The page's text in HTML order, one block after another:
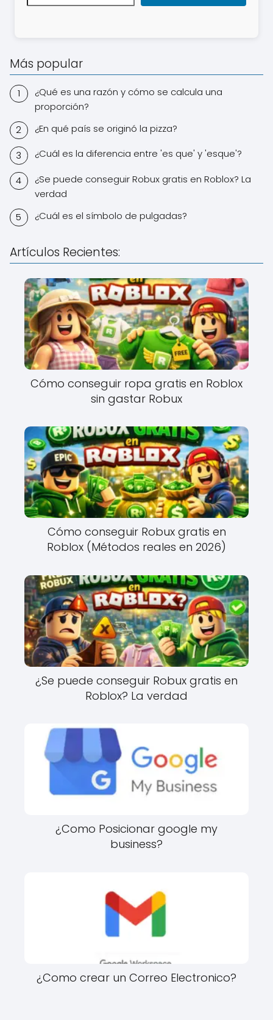
Más popular
¿Qué es una razón y cómo se calcula una
proporción?
¿En qué país se originó la pizza?
¿Cuál es la diferencia entre 'es que' y 'esque'?
¿Se puede conseguir Robux gratis en Roblox? La
verdad
¿Cuál es el símbolo de pulgadas?
Artículos Recientes:
Cómo conseguir ropa gratis en Roblox
sin gastar Robux
Cómo conseguir Robux gratis en
Roblox (Métodos reales en 2026)
¿Se puede conseguir Robux gratis en
Roblox? La verdad
¿Como Posicionar google my
business?
¿Como crear un Correo Electronico?